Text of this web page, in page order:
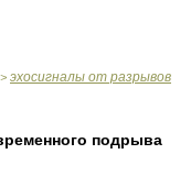
> эхосигналы от разрывов
подрыва